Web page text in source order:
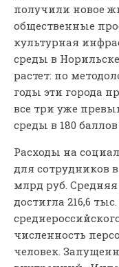
получили новое
общественные
культурная
среды в
растет: по
годы эти города
все три уже
среды в 180
Расходы на
для сотрудников в
млрд руб.
достигла 216,6
численность
человек.